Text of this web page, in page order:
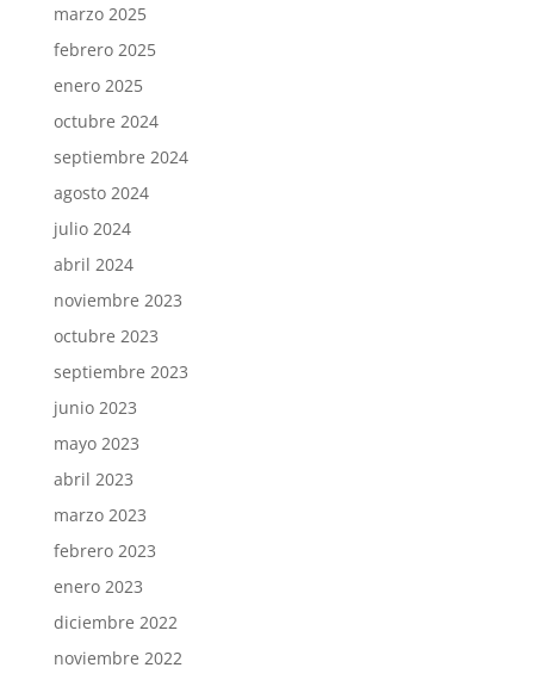
marzo 2025
febrero 2025
enero 2025
octubre 2024
septiembre 2024
agosto 2024
julio 2024
abril 2024
noviembre 2023
octubre 2023
septiembre 2023
junio 2023
mayo 2023
abril 2023
marzo 2023
febrero 2023
enero 2023
diciembre 2022
noviembre 2022